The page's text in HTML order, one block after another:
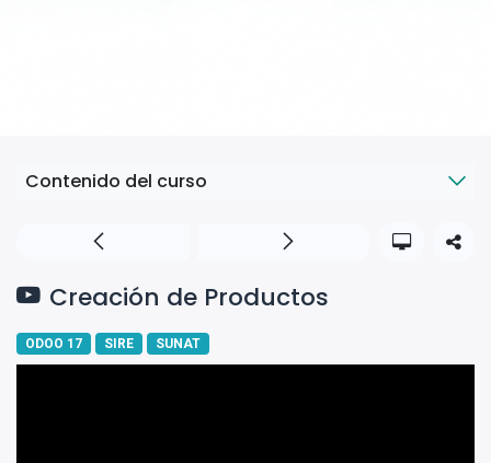
Contenido del curso
Creación de Productos
ODOO 17 SIRE SUNAT